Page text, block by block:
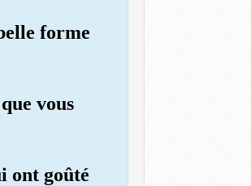
forme
vous
ont goûté